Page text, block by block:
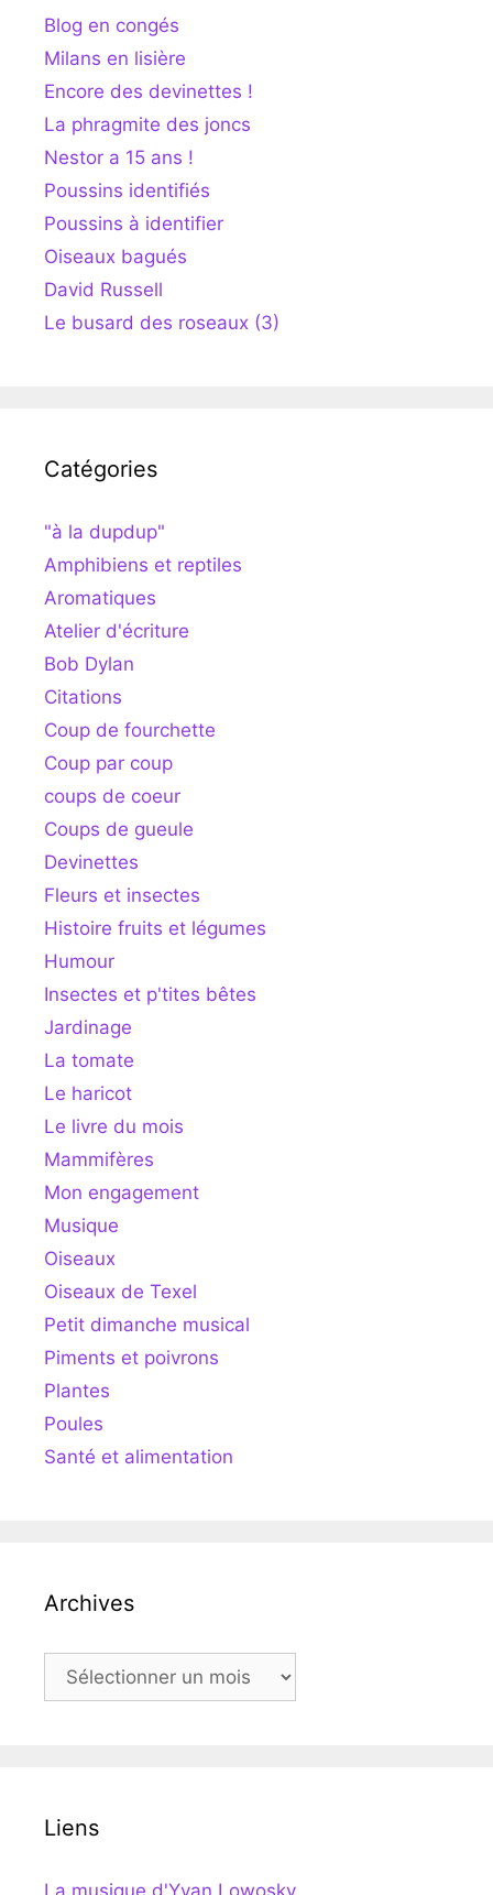
Blog en congés
Milans en lisière
Encore des devinettes !
La phragmite des joncs
Nestor a 15 ans !
Poussins identifiés
Poussins à identifier
Oiseaux bagués
David Russell
Le busard des roseaux (3)
Catégories
"à la dupdup"
Amphibiens et reptiles
Aromatiques
Atelier d'écriture
Bob Dylan
Citations
Coup de fourchette
Coup par coup
coups de coeur
Coups de gueule
Devinettes
Fleurs et insectes
Histoire fruits et légumes
Humour
Insectes et p'tites bêtes
Jardinage
La tomate
Le haricot
Le livre du mois
Mammifères
Mon engagement
Musique
Oiseaux
Oiseaux de Texel
Petit dimanche musical
Piments et poivrons
Plantes
Poules
Santé et alimentation
Archives
Archives
Liens
La musique d'Yvan Lowosky